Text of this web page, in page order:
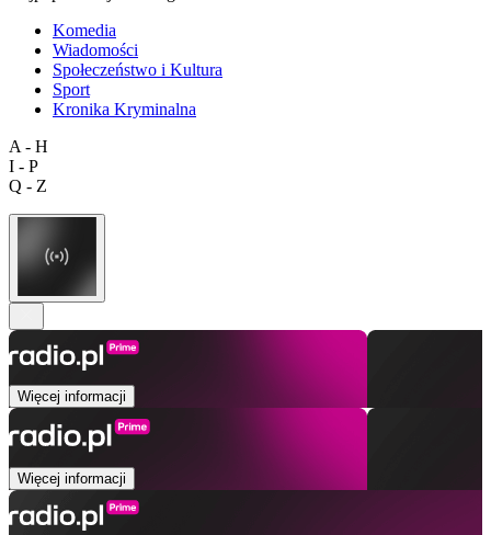
Komedia
Wiadomości
Społeczeństwo i Kultura
Sport
Kronika Kryminalna
A - H
I - P
Q - Z
Więcej informacji
Więcej informacji